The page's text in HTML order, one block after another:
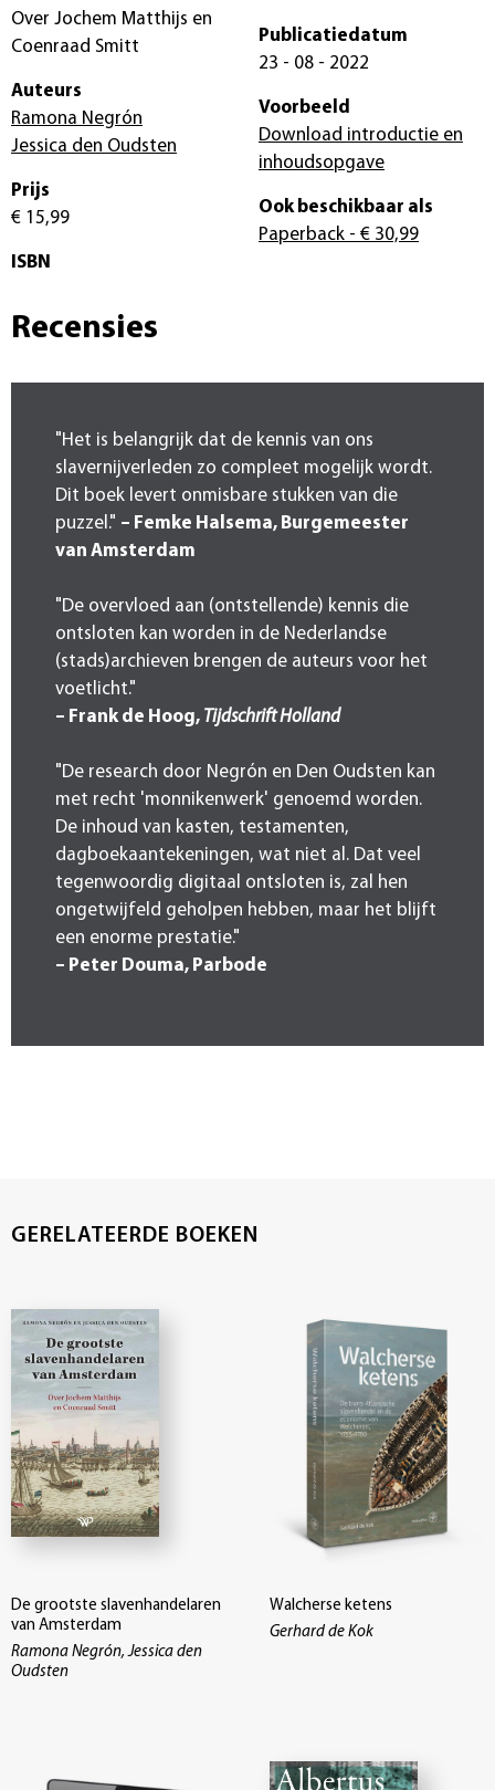
Over Jochem Matthijs en
Coenraad Smitt
Auteurs
Ramona Negrón
Jessica den Oudsten
Prijs
€ 15,99
ISBN
Publicatiedatum
23 - 08 - 2022
Voorbeeld
Download introductie en
inhoudsopgave
Ook beschikbaar als
Paperback - € 30,99
Recensies
"Het is belangrijk dat de kennis van ons
slavernijverleden zo compleet mogelijk wordt.
Dit boek levert onmisbare stukken van die
puzzel." – Femke Halsema, Burgemeester
van Amsterdam
"De overvloed aan (ontstellende) kennis die
ontsloten kan worden in de Nederlandse
(stads)archieven brengen de auteurs voor het
voetlicht."
– Frank de Hoog, Tijdschrift Holland
"De research door Negrón en Den Oudsten kan
met recht 'monnikenwerk' genoemd worden.
De inhoud van kasten, testamenten,
dagboekaantekeningen, wat niet al. Dat veel
tegenwoordig digitaal ontsloten is, zal hen
ongetwijfeld geholpen hebben, maar het blijft
een enorme prestatie."
– Peter Douma, Parbode
GERELATEERDE BOEKEN
De grootste slavenhandelaren
van Amsterdam
Ramona Negrón, Jessica den
Oudsten
Walcherse ketens
Gerhard de Kok